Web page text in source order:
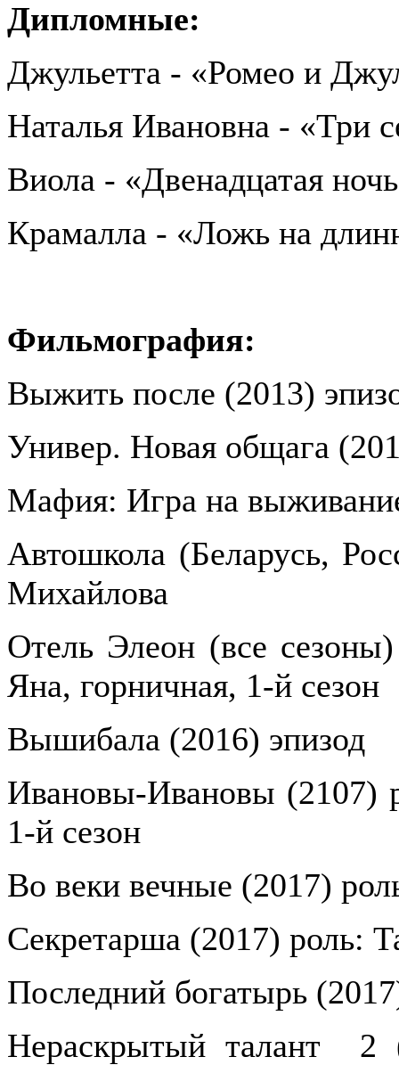
Дипломные:
Джульетта - «Ромео и
Наталья Ивановна - «Три
Виола - «Двенадцатая
Крамалла - «Ложь на
Фильмография:
Выжить после (2013)
Универ. Новая общага
Мафия: Игра на
Автошкола (Беларусь,
Михайлова
Отель Элеон (все
Яна, горничная, 1-й сезон
Вышибала (2016) эпизод
Ивановы-Ивановы (2107)
1-й сезон
Во веки вечные (2017)
Секретарша (2017) роль:
Последний богатырь
Нераскрытый талант
2